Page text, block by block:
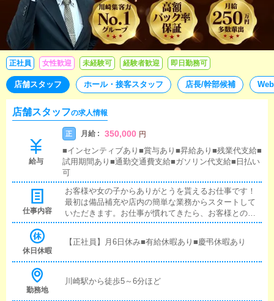
正社員 女性歓迎 未経験可 経験者歓迎 即日勤務可
店舗スタッフ ホール・接客スタッフ 店長/幹部候補
店舗スタッフの求人情報
給与
正 月給 : 350,000 円
■インセンティブあり■賞与あり■昇給あり■残業代支給■
試用期間あり■通勤交通費支給■ガソリン代支給■日払い
可
仕事内容
お客様や女の子からありがとうを貰えるお仕事です！
最初は備品補充や店内の簡単な業務からスタートして
いただきます。お仕事が慣れてきたら、お客様との接
客をお任せしていきます！お客様に『いらっしゃいま
る方は大歓迎です！■対面接客・受付業務お客様からの
をお願いします。簡単なマニュアルや、先輩スタッフ
休日休暇
【正社員】月6日休み■有給休暇あり■慶弔休暇あり
勤務地
川崎駅から徒歩5～6分ほど